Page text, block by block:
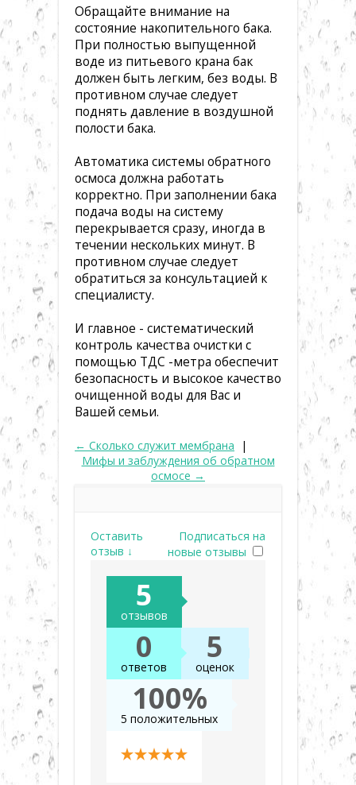
Обращайте внимание на
состояние накопительного бака.
При полностью выпущенной
воде из питьевого крана бак
должен быть легким, без воды. В
противном случае следует
поднять давление в воздушной
полости бака.
Автоматика системы обратного
осмоса должна работать
корректно. При заполнении бака
подача воды на систему
перекрывается сразу, иногда в
течении нескольких минут. В
противном случае следует
обратиться за консультацией к
специалисту.
И главное - систематический
контроль качества очистки с
помощью ТДС -метра обеспечит
безопасность и высокое качество
очищенной воды для Вас и
Вашей семьи.
← Сколько служит мембрана |
Мифы и заблуждения об обратном
осмосе →
Подписаться на
новые отзывы
Оставить
отзыв ↓
5
отзывов
0
ответов
5
оценок
100%
5 положительных